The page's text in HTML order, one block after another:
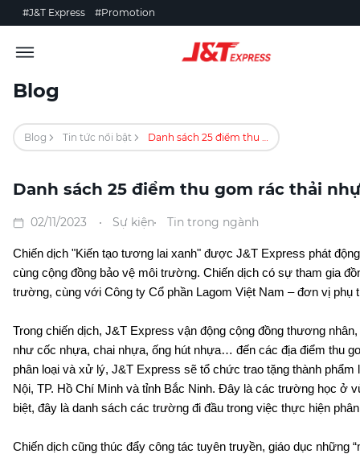
#J&T Express #Promotion
Blog
Blog Tin tức nổi bật
Danh sách 25 điểm thu gom rác thải
02/11/2023 Sự kiện Tin trong ngành
Chiến dịch "Kiến tạo tương lai xanh" được J&T Express phát
cùng cộng đồng bảo vệ môi trường. Chiến dịch có sự tham gia
trường, cùng với Công ty Cổ phần Lagom Việt Nam – đơn vị phụ
Trong chiến dịch, J&T Express vận động cộng đồng thương
như cốc nhựa, chai nhựa, ống hút nhựa… đến các địa điểm thu
phân loại và xử lý, J&T Express sẽ tổ chức trao tặng thành
Nội, TP. Hồ Chí Minh và tỉnh Bắc Ninh. Đây là các trường học ở
biệt, đây là danh sách các trường đi đầu trong việc thực hiện
Chiến dịch cũng thúc đẩy công tác tuyên truyền, giáo dục những